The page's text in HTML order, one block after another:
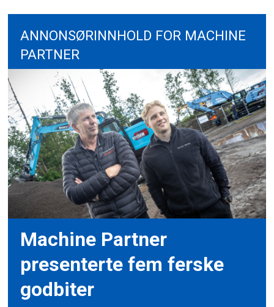
ANNONSØRINNHOLD FOR MACHINE
PARTNER
Machine Partner
presenterte fem ferske
godbiter